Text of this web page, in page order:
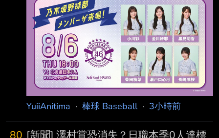
HR RBI PA １. 水野達稀 (L) SS .293 .339 .453
.791 8 35 399 ２. 五十幡亮汰 (L) CF .203 .227
.250 .477 0 1 70 ３. 万波中正 (R) RF .270 .339
.493 .831 20 49 382 ４. Franmil Reyes (R) DH
YuiiAnitima · 棒球 Baseball· 3小時前
80 [新聞] 澤村賞恐消失？日職本季0人達標